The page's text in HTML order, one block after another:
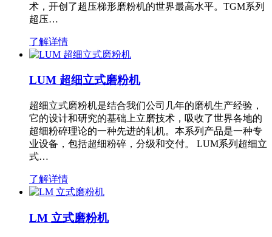
术，开创了超压梯形磨粉机的世界最高水平。TGM系列
超压…
了解详情
LUM 超细立式磨粉机
超细立式磨粉机是结合我们公司几年的磨机生产经验，
它的设计和研究的基础上立磨技术，吸收了世界各地的
超细粉碎理论的一种先进的轧机。本系列产品是一种专
业设备，包括超细粉碎，分级和交付。 LUM系列超细立
式…
了解详情
LM 立式磨粉机